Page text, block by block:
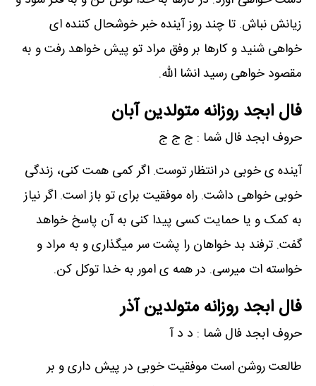
زیانش نباش. تا چند روز آینده خبر خوشحال کننده ای
خواهی شنید و کارها بر وفق مراد تو پیش خواهد رفت و به
مقصود خواهی رسید انشا الله.
فال ابجد روزانه متولدین آبان
حروف ابجد فال شما : ج ج ج
آینده ی خوبی در انتظار توست. اگر کمی همت کنی، زندگی
خوبی خواهی داشت. راه موفقیت برای تو باز است. اگر نیاز
به کمک و یا حمایت کسی پیدا کنی به آن پاسخ خواهد
گفت. ترفند بد خواهان را پشت سر میگذاری و به مراد و
خواسته ات میرسی. در همه ی امور به خدا توکل کن.
فال ابجد روزانه متولدین آذر
حروف ابجد فال شما : د د آ
طالعت روشن است موفقیت خوبی در پیش داری و بر